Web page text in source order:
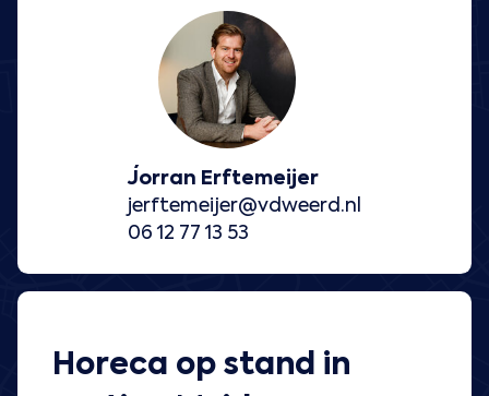
Horeca op stand in
Jorran Erftemeijer
jerftemeijer@vdweerd.nl
06 12 77 13 53